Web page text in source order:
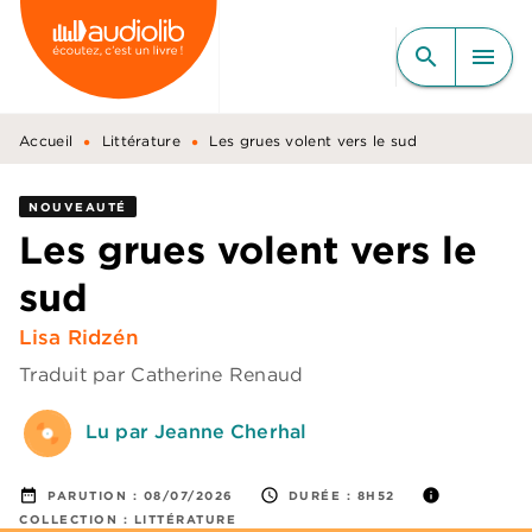
MENU RECHERCHE
CONTENU
PIED DE PAGE
search menu
Accueil • Littérature • Les grues volent vers le sud
NOUVEAUTÉ
Les grues volent vers le
sud
Lisa Ridzén
Traduit par Catherine Renaud
Lu par Jeanne Cherhal
date_range PARUTION : 08/07/2026 access_time DURÉE : 8H52 info
COLLECTION : LITTÉRATURE